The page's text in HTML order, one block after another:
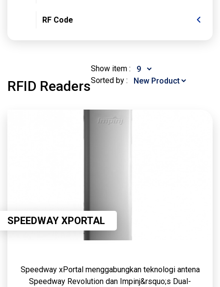
RF Code
RFID Readers
Show item :
Sorted by :
SPEEDWAY XPORTAL
Speedway xPortal menggabungkan teknologi antena
Speedway Revolution dan Impinj&rsquo;s Dual-